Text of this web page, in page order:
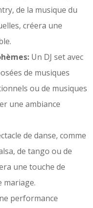
de la musique du
créera une
Un DJ set avec
de musiques
ou de musiques
une ambiance
de danse, comme
de tango ou de
une touche de
mariage.
performance